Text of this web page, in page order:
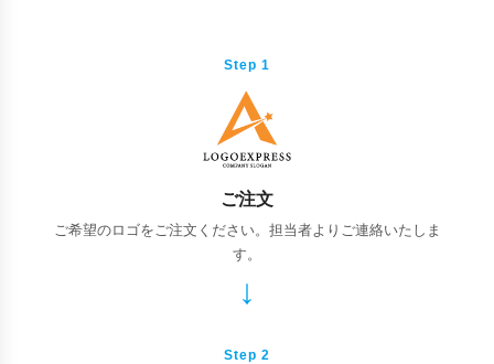
Step 1
ご注文
ご希望のロゴをご注文ください。担当者よりご連絡いたしま
す。
Step 2